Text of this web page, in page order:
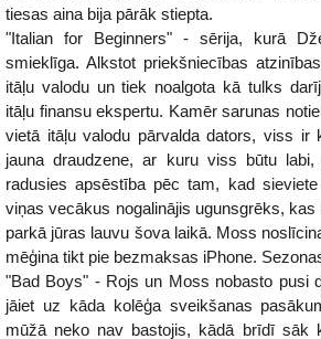
tiesas aina bija pārāk stiepta.
"Italian for Beginners" - sērija, kurā
smieklīga. Alkstot priekšniecības
itāļu valodu un tiek noalgota kā tulks
itāļu finansu ekspertu. Kamēr sarunas
vietā itāļu valodu pārvalda dators, viss ir
jauna draudzene, ar kuru viss būtu
radusies apsēstība pēc tam, kad
viņas vecākus nogalinājis ugunsgrēks,
parkā jūras lauvu šova laikā. Moss
mēģina tikt pie bezmaksas iPhone.
"Bad Boys" - Rojs un Moss nobasto pusi
jāiet uz kāda kolēģa sveikšanas
mūžā neko nav bastojis, kādā brīdī sāk